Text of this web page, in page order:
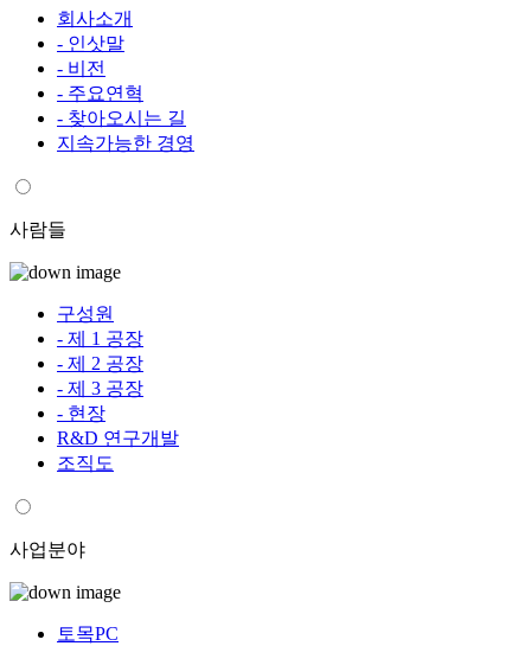
회사소개
- 인삿말
- 비전
- 주요연혁
- 찾아오시는 길
지속가능한 경영
사람들
구성원
- 제 1 공장
- 제 2 공장
- 제 3 공장
- 현장
R&D 연구개발
조직도
사업분야
토목PC